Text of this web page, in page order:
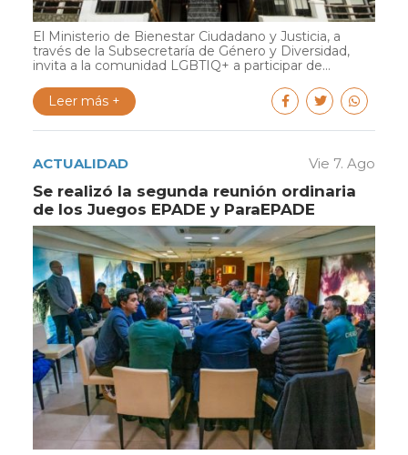
El Ministerio de Bienestar Ciudadano y Justicia, a
través de la Subsecretaría de Género y Diversidad,
invita a la comunidad LGBTIQ+ a participar de...
Leer más +
ACTUALIDAD Vie 7. Ago
Se realizó la segunda reunión ordinaria
de los Juegos EPADE y ParaEPADE